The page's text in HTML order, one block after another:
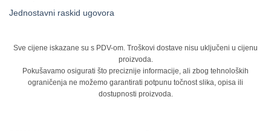
Jednostavni raskid ugovora
Sve cijene iskazane su s PDV-om. Troškovi dostave nisu uključeni u cijenu
proizvoda.
Pokušavamo osigurati što preciznije informacije, ali zbog tehnoloških
ograničenja ne možemo garantirati potpunu točnost slika, opisa ili
dostupnosti proizvoda.